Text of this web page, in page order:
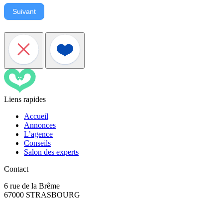
Suivant
Liens rapides
Accueil
Annonces
L’agence
Conseils
Salon des experts
Contact
6 rue de la Brême
67000 STRASBOURG